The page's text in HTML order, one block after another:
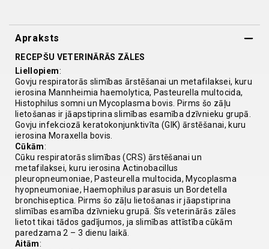
Apraksts
RECEPŠU VETERINĀRĀS ZĀLES
Liellopiem:
Govju respiratorās slimības ārstēšanai un metafilaksei, kuru
ierosina Mannheimia haemolytica, Pasteurella multocida,
Histophilus somni un Mycoplasma bovis. Pirms šo zāļu
lietošanas ir jāapstiprina slimības esamība dzīvnieku grupā.
Govju infekciozā keratokonjunktivīta (GIK) ārstēšanai, kuru
ierosina Moraxella bovis.
Cūkām:
Cūku respiratorās slimības (CRS) ārstēšanai un
metafilaksei, kuru ierosina Actinobacillus
pleuropneumoniae, Pasteurella multocida, Mycoplasma
hyopneumoniae, Haemophilus parasuis un Bordetella
bronchiseptica. Pirms šo zāļu lietošanas ir jāapstiprina
slimības esamība dzīvnieku grupā. Šīs veterinārās zāles
lietot tikai tādos gadījumos, ja slimības attīstība cūkām
paredzama 2 – 3 dienu laikā.
Aitām: